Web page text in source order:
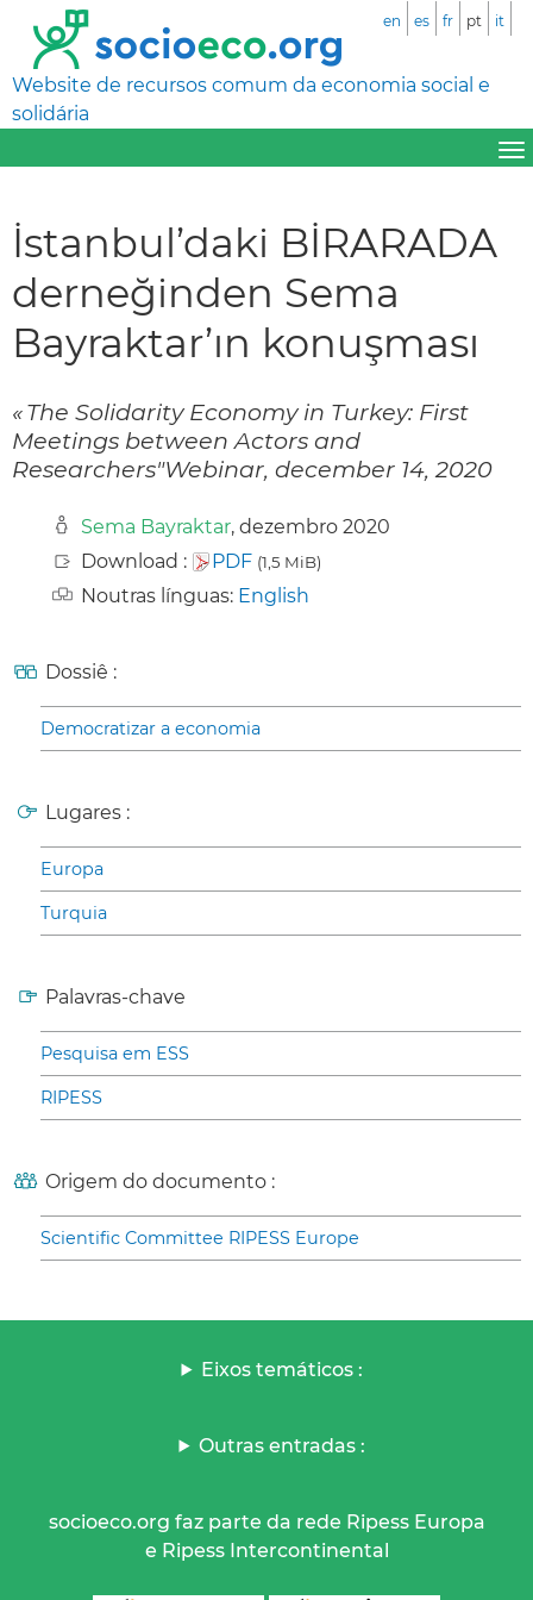
Website de recursos comum da economia social e
solidária
en es fr pt it
İstanbul’daki BİRARADA
derneğinden Sema
Bayraktar’ın konuşması
« The Solidarity Economy in Turkey: First
Meetings between Actors and
Researchers"Webinar, december 14, 2020
Sema Bayraktar, dezembro 2020
Download :
PDF (1,5 MiB)
Noutras línguas: English
Dossiê :
Democratizar a economia
Lugares :
Europa
Turquia
Palavras-chave
Pesquisa em ESS
RIPESS
Origem do documento :
Scientific Committee RIPESS Europe
Eixos temáticos :
Outras entradas :
socioeco.org faz parte da rede Ripess Europa
e Ripess Intercontinental